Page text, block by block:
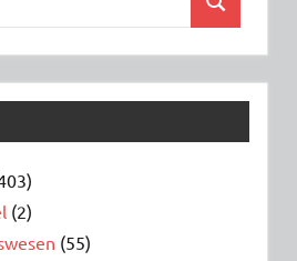
Suchen
(2)
(55)